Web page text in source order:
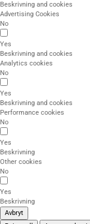
Beskrivning and cookies
Advertising Cookies
No
Yes
Beskrivning and cookies
Analytics cookies
No
Yes
Beskrivning and cookies
Performance cookies
No
Yes
Beskrivning
Other cookies
No
Yes
Beskrivning
Avbryt